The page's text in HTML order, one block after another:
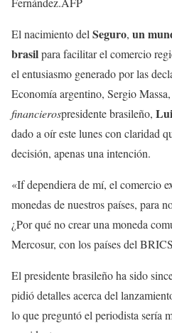
El nacimiento delSeguro, un
brasilpara facilitar el comercio
el entusiasmo generado por las
Economía argentino, Sergio
financierospresidente brasileño,
dado a oír este lunes con claridad
decisión, apenas una intención.
«If dependiera de mí, el comercio
monedas de nuestros países, para
¿Por qué no crear una moneda
Mercosur, con los países del
El presidente brasileño ha sido
pidió detalles acerca del
lo que preguntó el periodista sería